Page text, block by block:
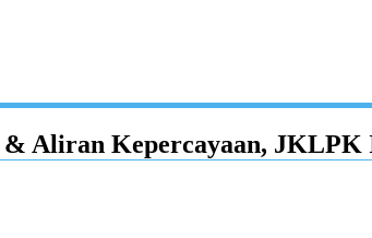
Aliran Kepercayaan, JKLPK